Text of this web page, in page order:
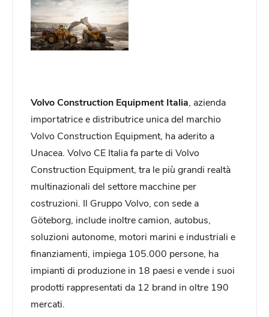
Volvo Construction Equipment Italia , azienda
importatrice e distributrice unica del marchio
Volvo Construction Equipment, ha aderito a
Unacea. Volvo CE Italia fa parte di Volvo
Construction Equipment, tra le più grandi realtà
multinazionali del settore macchine per
costruzioni. Il Gruppo Volvo, con sede a
Göteborg, include inoltre camion, autobus,
soluzioni autonome, motori marini e industriali e
finanziamenti, impiega 105.000 persone, ha
impianti di produzione in 18 paesi e vende i suoi
prodotti rappresentati da 12 brand in oltre 190
mercati.